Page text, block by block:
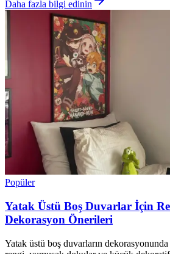
Daha fazla bilgi edinin
Popüler
Yatak Üstü Boş Duvarlar İçin
Dekorasyon Önerileri
Yatak üstü boş duvarların